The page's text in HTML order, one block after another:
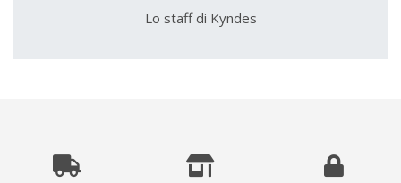
Lo staff di Kyndes